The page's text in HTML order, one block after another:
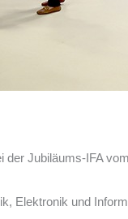
der Jubiläums-IFA
Elektronik und